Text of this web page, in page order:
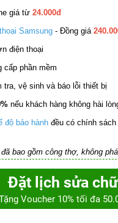
giá từ 24.000đ
Samsung - Đồng giá
điện thoại
cấp phần mềm
tra, vệ sinh và báo lỗi thiết bị
nếu khách hàng không hài
độ bảo hành đều có chính
bao gồm công thợ, không
Đặt lịch sửa
Voucher 10% tối đa